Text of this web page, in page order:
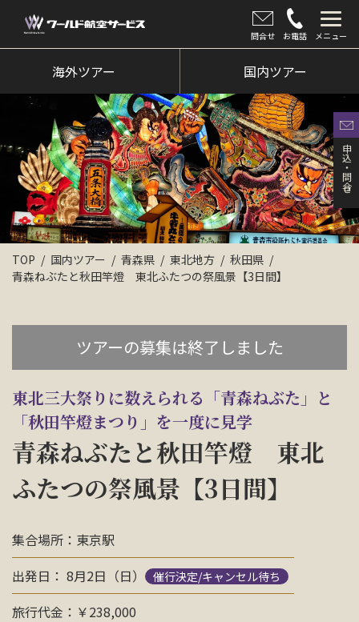
問合せ お電話 メニュー
海外ツアー
国内ツアー
クルーズツアー
ツアー催行状況
旅のひろば
イベント
新着情報
お問い合わせ
資料請求
電話にてお問い合わせ
海外ツアー 国内ツアー
TOP 国内ツアー 青森県 東北地方
秋田県
青森ねぶたと秋田竿燈 東北ふたつの祭風景【3日間】
ツアーの募集は終了しました
東北三大祭りに数えられる「青森ねぶた」と
「秋田竿燈まつり」を一度に見学
青森ねぶたと秋田竿燈 東北
ふたつの祭風景【3日間】
集合場所：東京駅
出発日： 8月2日（日）
催行決定/キャンセル待ち
旅行代金：￥238,000
申込・問合せ